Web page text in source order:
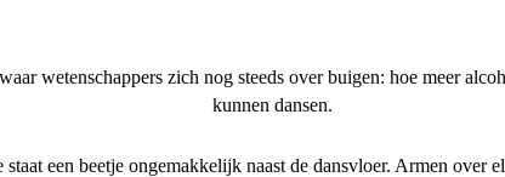
wetenschappers zich nog steeds over buigen: hoe meer
kunnen dansen.
een beetje ongemakkelijk naast de dansvloer. Armen over